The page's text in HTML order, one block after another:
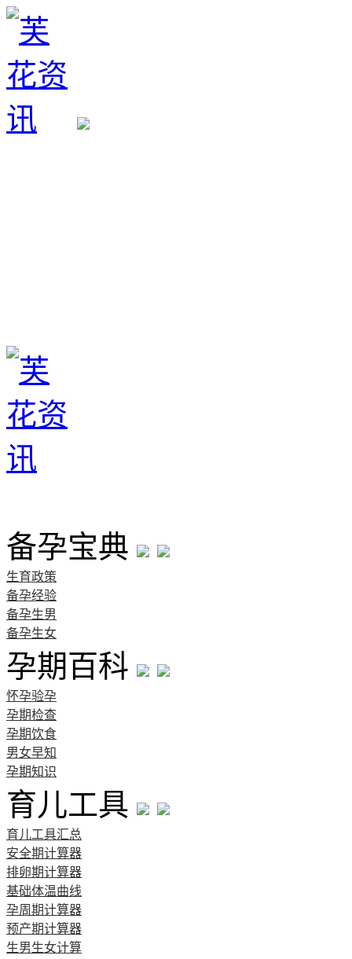
备孕宝典
生育政策
备孕经验
备孕生男
备孕生女
孕期百科
怀孕验孕
孕期检查
孕期饮食
男女早知
孕期知识
育儿工具
育儿工具汇总
安全期计算器
排卵期计算器
基础体温曲线
孕周期计算器
预产期计算器
生男生女计算